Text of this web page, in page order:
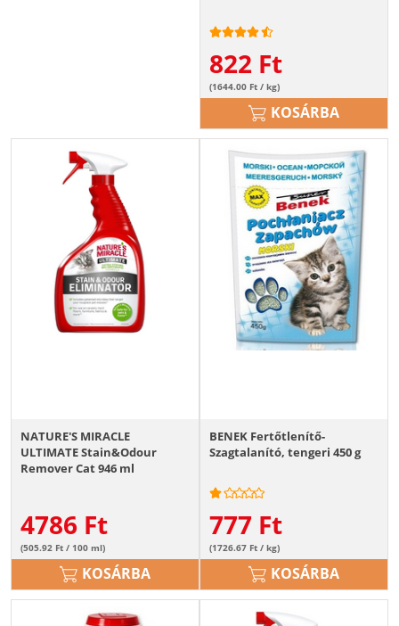
822 Ft
(1644.00 Ft / kg)
KOSÁRBA
NATURE'S MIRACLE
ULTIMATE Stain&Odour
Remover Cat 946 ml
4786 Ft
(505.92 Ft / 100 ml)
KOSÁRBA
BENEK Fertőtlenítő-
Szagtalanító, tengeri 450 g
777 Ft
(1726.67 Ft / kg)
KOSÁRBA